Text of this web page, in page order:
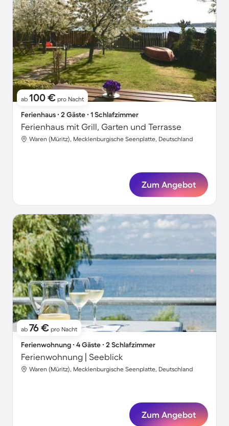
ab 100 € pro Nacht
Ferienhaus ∙ 2 Gäste ∙ 1 Schlafzimmer
Ferienhaus mit Grill, Garten und Terrasse
Waren (Müritz), Mecklenburgische Seenplatte, Deutschland
Zum Angebot
ab 76 € pro Nacht
Ferienwohnung ∙ 4 Gäste ∙ 2 Schlafzimmer
Ferienwohnung | Seeblick
Waren (Müritz), Mecklenburgische Seenplatte, Deutschland
Zum Angebot